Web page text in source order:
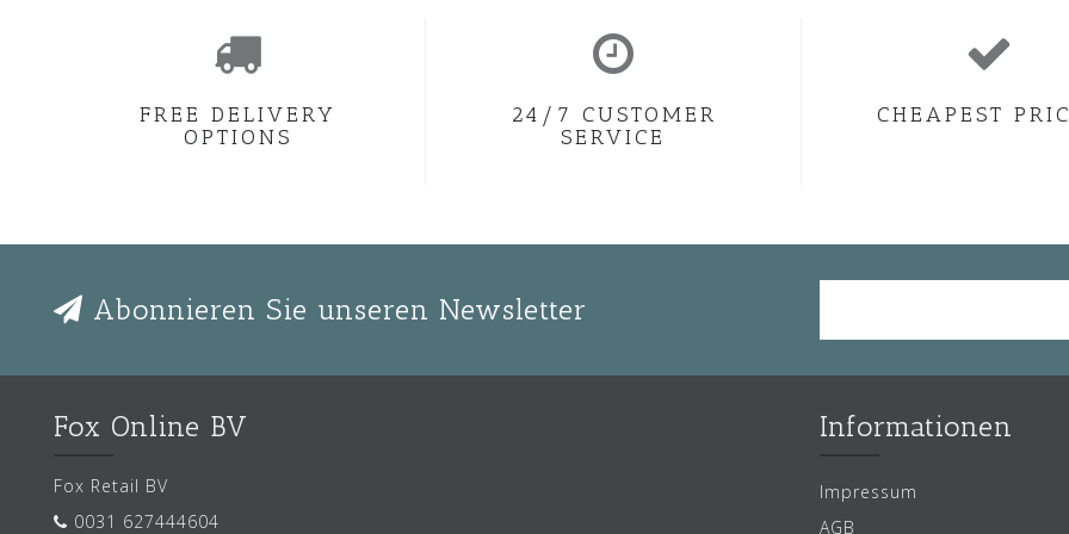
FREE DELIVERY
OPTIONS
24/7 CUSTOMER
SERVICE
CHEAPEST
Abonnieren Sie unseren Newsletter
Fox Online BV
Fox Retail BV
0031 627444604
Informationen
Impressum
AGB